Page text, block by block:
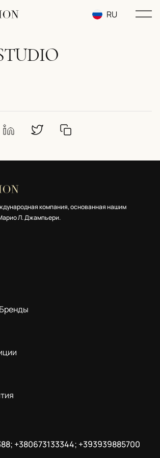
RU
компания, основанная нашим
Л. Джампьери.
+380673133344; +393939885700